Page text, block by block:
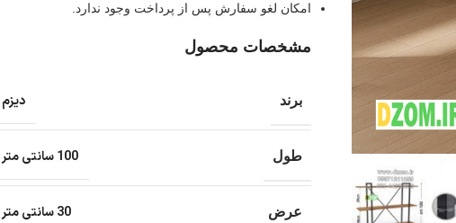
امکان لغو سفارش پس از پرداخت وجود ندارد.
مشخصات محصول
برند دیزم
طول 100 سانتی متر
عرض 30 سانتی متر